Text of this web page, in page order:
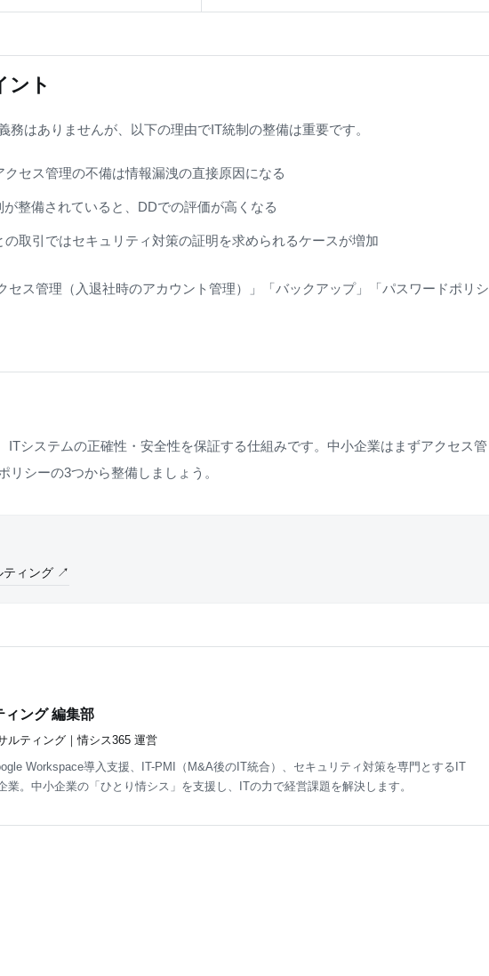
ント
務はありませんが、以下の理由でIT統制の整備は重要です。
クセス管理の不備は情報漏洩の直接原因になる
が整備されていると、DDでの評価が高くなる
の取引ではセキュリティ対策の証明を求められるケースが増加
セス管理（入退社時のアカウント管理）」「バックアップ」「パスワードポリシ
ITシステムの正確性・安全性を保証する仕組みです。中小企業はまずアクセス管
シーの3つから整備しましょう。
ティング ↗
ィング 編集部
ルティング｜情シス365 運営
Workspace導入支援、IT-PMI（M&A後のIT統合）、セキュリティ対策を専門とするIT
業。中小企業の「ひとり情シス」を支援し、ITの力で経営課題を解決します。